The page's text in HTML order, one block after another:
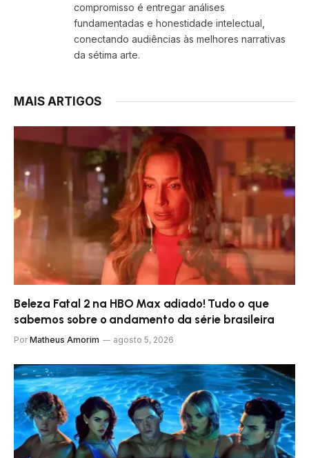
compromisso é entregar análises
fundamentadas e honestidade intelectual,
conectando audiências às melhores narrativas
da sétima arte.
MAIS ARTIGOS
Beleza Fatal 2 na HBO Max adiado! Tudo o que
sabemos sobre o andamento da série brasileira
Por Matheus Amorim agosto 5, 2026